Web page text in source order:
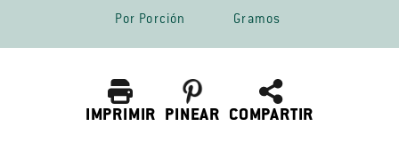
Por Porción Gramos
IMPRIMIR PINEAR COMPARTIR